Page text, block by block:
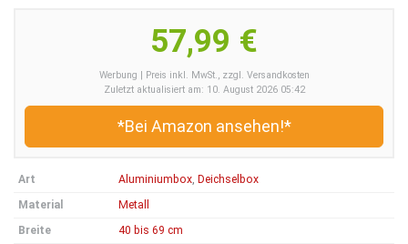
57,99 €
Werbung | Preis inkl. MwSt., zzgl. Versandkosten
Zuletzt aktualisiert am: 10. August 2026 05:42
*Bei Amazon ansehen!*
Art Aluminiumbox, Deichselbox
Material
Metall
Breite
40 bis 69 cm